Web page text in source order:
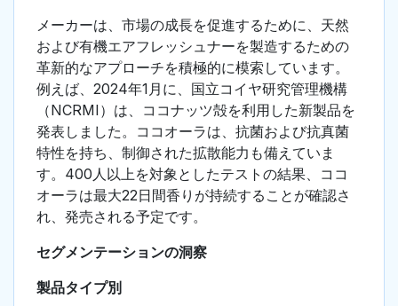
メーカーは、市場の成長を促進するために、天然
および有機エアフレッシュナーを製造するための
革新的なアプローチを積極的に模索しています。
例えば、2024年1月に、国立コイヤ研究管理機構
（NCRMI）は、ココナッツ殻を利用した新製品を
発表しました。ココオーラは、抗菌および抗真菌
特性を持ち、制御された拡散能力も備えていま
す。400人以上を対象としたテストの結果、ココ
オーラは最大22日間香りが持続することが確認さ
れ、発売される予定です。
セグメンテーションの洞察
製品タイプ別